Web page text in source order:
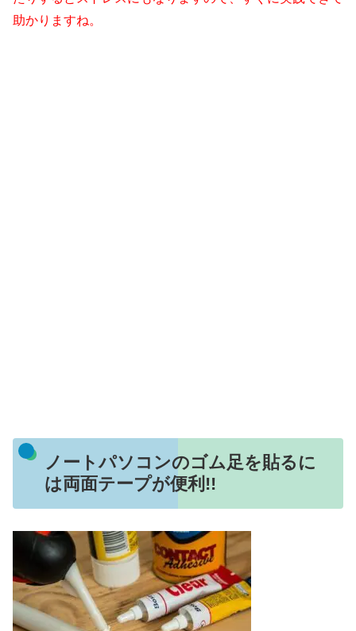
助かりますね。
ノートパソコンのゴム足を貼るに
は両面テープが便利!!